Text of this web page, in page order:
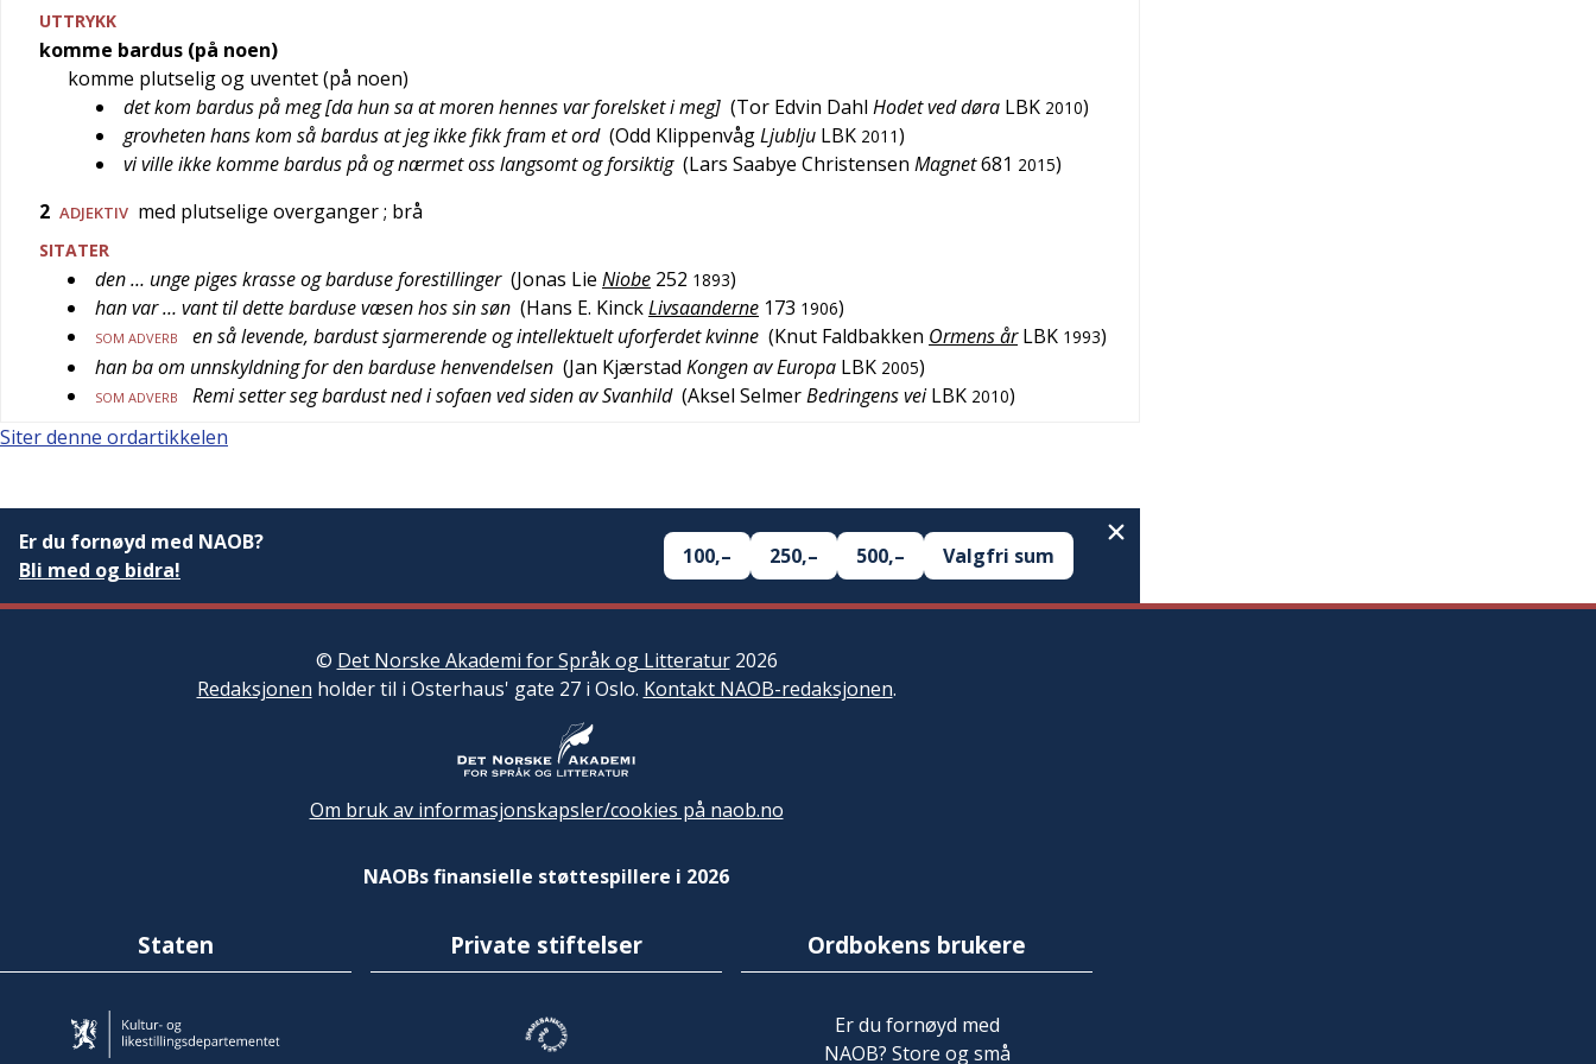
UTTRYKK
komme bardus (på noen)
komme plutselig og uventet (på noen)
det kom bardus på meg [da hun sa at moren hennes var forelsket i meg] (Tor Edvin Dahl Hodet ved døra LBK 2010)
grovheten hans kom så bardus at jeg ikke fikk fram et ord (Odd KlippenvågLjublju LBK 2011)
vi ville ikke komme bardus på og nærmet oss langsomt og forsiktig (Lars Saabye Christensen Magnet681 2015)
2 ADJEKTIV med plutselige overganger; brå
SITATER
den … unge piges krasse og barduse forestillinger (Jonas Lie Niobe 252 1893)
han var … vant til dette barduse væsen hos sin søn (Hans E. KinckLivsaanderne 173 1906)
SOM ADVERB en så levende, bardust sjarmerende og intellektuelt uforferdet kvinne (Knut Faldbakken Ormens år LBK 1993)
han ba om unnskyldning for den barduse henvendelsen (Jan Kjærstad Kongen av Europa LBK 2005)
SOM ADVERB Remi setter seg bardust ned i sofaen ved siden av Svanhild (Aksel SelmerBedringens vei LBK 2010)
Siter denne ordartikkelen
Er du fornøyd med NAOB?
Bli med og bidra!
100,– 250,– 500,– Valgfri sum
© Det Norske Akademi for Språk og Litteratur2026
Redaksjonen holder til i Osterhaus' gate 27 i Oslo. Kontakt NAOB-redaksjonen.
Om bruk av informasjonskapsler/cookies på naob.no
NAOBs finansielle støttespillere i 2026
Staten Private stiftelser Ordbokens brukere
Er du fornøyd med
NAOB? Store og små